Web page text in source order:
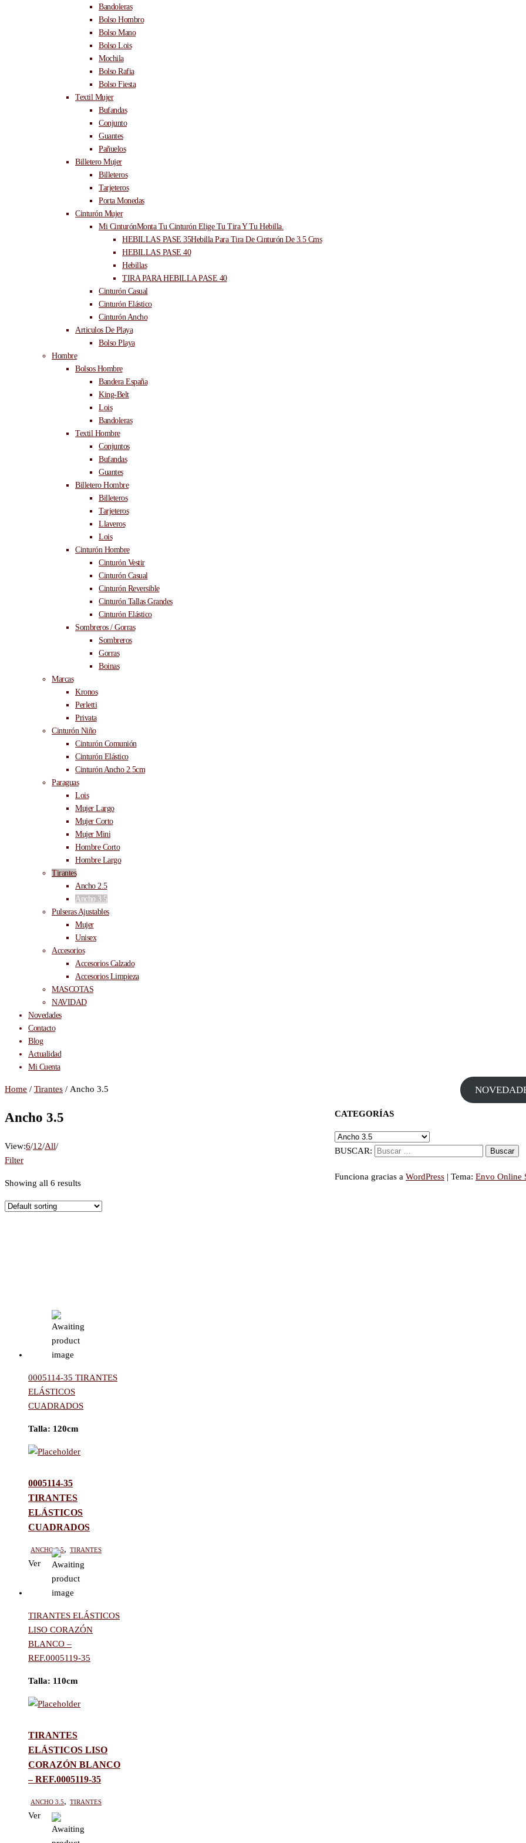
Bandoleras
Bolso Hombro
Bolso Mano
Bolso Lois
Mochila
Bolso Rafia
Bolso Fiesta
Textil Mujer
Bufandas
Conjunto
Guantes
Pañuelos
Billetero Mujer
Billeteros
Tarjeteros
Porta Monedas
Cinturón Mujer
Mi CinturónMonta Tu Cinturón Elige Tu Tira Y Tu Hebilla.
HEBILLAS PASE 35Hebilla Para Tira De Cinturón De 3.5 Cms
HEBILLAS PASE 40
Hebillas
TIRA PARA HEBILLA PASE 40
Cinturón Casual
Cinturón Elástico
Cinturón Ancho
Articulos De Playa
Bolso Playa
Hombre
Bolsos Hombre
Bandera España
King-Belt
Lois
Bandoleras
Textil Hombre
Conjuntos
Bufandas
Guantes
Billetero Hombre
Billeteros
Tarjeteros
Llaveros
Lois
Cinturón Hombre
Cinturón Vestir
Cinturón Casual
Cinturón Reversible
Cinturón Tallas Grandes
Cinturón Elástico
Sombreros / Gorras
Sombreros
Gorras
Boinas
Marcas
Kronos
Perletti
Privata
Cinturón Niño
Cinturón Comunión
Cinturón Elástico
Cinturón Ancho 2.5cm
Paraguas
Lois
Mujer Largo
Mujer Corto
Mujer Mini
Hombre Corto
Hombre Largo
Tirantes
Ancho 2.5
Ancho 3.5
Pulseras Ajustables
Mujer
Unisex
Accesorios
Accesorios Calzado
Accesorios Limpieza
MASCOTAS
NAVIDAD
Novedades
Contacto
Blog
Actualidad
Mi Cuenta
Home / Tirantes / Ancho 3.5
Ancho 3.5
View:6/12/All/
Filter
Showing all 6 results
0005114-35 TIRANTES
ELÁSTICOS
CUADRADOS
Talla: 120cm
0005114-35
TIRANTES
ELÁSTICOS
CUADRADOS
Ancho 3.5, Tirantes
Ver
TIRANTES ELÁSTICOS
LISO CORAZÓN
BLANCO –
REF.0005119-35
Talla: 110cm
TIRANTES
ELÁSTICOS LISO
CORAZÓN BLANCO
– REF.0005119-35
Ancho 3.5, Tirantes
Ver
CATEGORÍAS
BUSCAR:
Funciona gracias a WordPress | Tema: Envo Online